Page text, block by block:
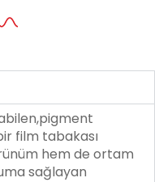
film tabakası
hem de ortam
sağlayan